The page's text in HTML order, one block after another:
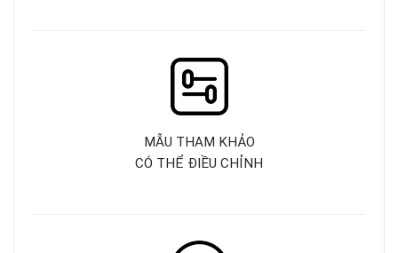
MẪU THAM KHẢO
CÓ THỂ ĐIỀU CHỈNH